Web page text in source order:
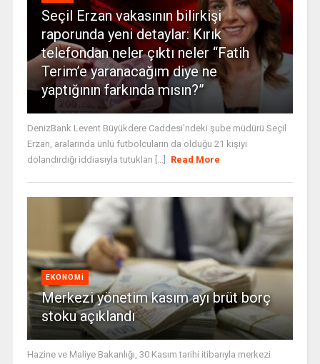
Seçil Erzan vakasının bilirkişi
raporunda yeni detaylar: Kırık
telefondan neler çıktı neler “Fatih
Terim’e yaranacağım diye ne
yaptığının farkında mısın?”
DenizBank Levent Büyükdere Caddesi'ndeki şube müdürü Seçil
Erzan, aralarında ünlü futbolcuların da olduğu 21 kişiyi
dolandırdığı iddiasıyla tutuklan [...]
Read More
EKONOMI
Merkezi yönetim kasım ayı brüt borç
stoku açıklandı
Hazine ve Maliye Bakanlığı, 30 Kasım tarihi itibarıyla merkezi